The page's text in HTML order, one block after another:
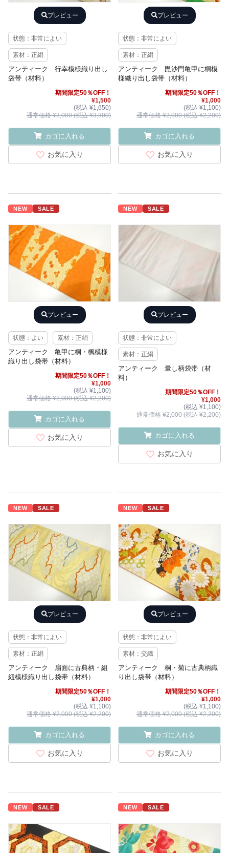
プレビュー
状態：非常によい
素材：正絹
アンティーク 行幸模様織り出し
袋帯（材料）
期間限定50％OFF！
¥1,500
(税込 ¥1,650)
通常価格 ¥3,000 (税込 ¥3,300)
カゴに入れる
お気に入り
プレビュー
状態：非常によい
素材：正絹
アンティーク 毘沙門亀甲に桐模
様織り出し袋帯（材料）
期間限定50％OFF！
¥1,000
(税込 ¥1,100)
通常価格 ¥2,000 (税込 ¥2,200)
カゴに入れる
お気に入り
NEW SALE
プレビュー
状態：よい 素材：正絹
アンティーク 亀甲に桐・楓模様
織り出し袋帯（材料）
期間限定50％OFF！
¥1,000
(税込 ¥1,100)
通常価格 ¥2,000 (税込 ¥2,200)
カゴに入れる
お気に入り
NEW SALE
プレビュー
状態：非常によい
素材：正絹
アンティーク 暈し柄袋帯（材
料）
期間限定50％OFF！
¥1,000
(税込 ¥1,100)
通常価格 ¥2,000 (税込 ¥2,200)
カゴに入れる
お気に入り
NEW SALE
プレビュー
状態：非常によい
素材：正絹
アンティーク 扇面に古典柄・組
紐模様織り出し袋帯（材料）
期間限定50％OFF！
¥1,000
(税込 ¥1,100)
通常価格 ¥2,000 (税込 ¥2,200)
カゴに入れる
お気に入り
NEW SALE
プレビュー
状態：非常によい
素材：交織
アンティーク 桐・菊に古典柄織
り出し袋帯（材料）
期間限定50％OFF！
¥1,000
(税込 ¥1,100)
通常価格 ¥2,000 (税込 ¥2,200)
カゴに入れる
お気に入り
NEW SALE NEW SALE